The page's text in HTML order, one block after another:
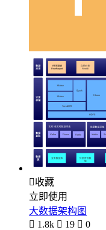
收藏
立即使用
大数据架构图
 1.8k  19  0